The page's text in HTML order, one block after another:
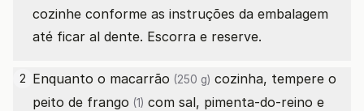
cozinhe conforme as instruções da embalagem
até ficar al dente. Escorra e reserve.
2 Enquanto o macarrão (250 g) cozinha, tempere o
peito de frango (1) com sal, pimenta-do-reino e